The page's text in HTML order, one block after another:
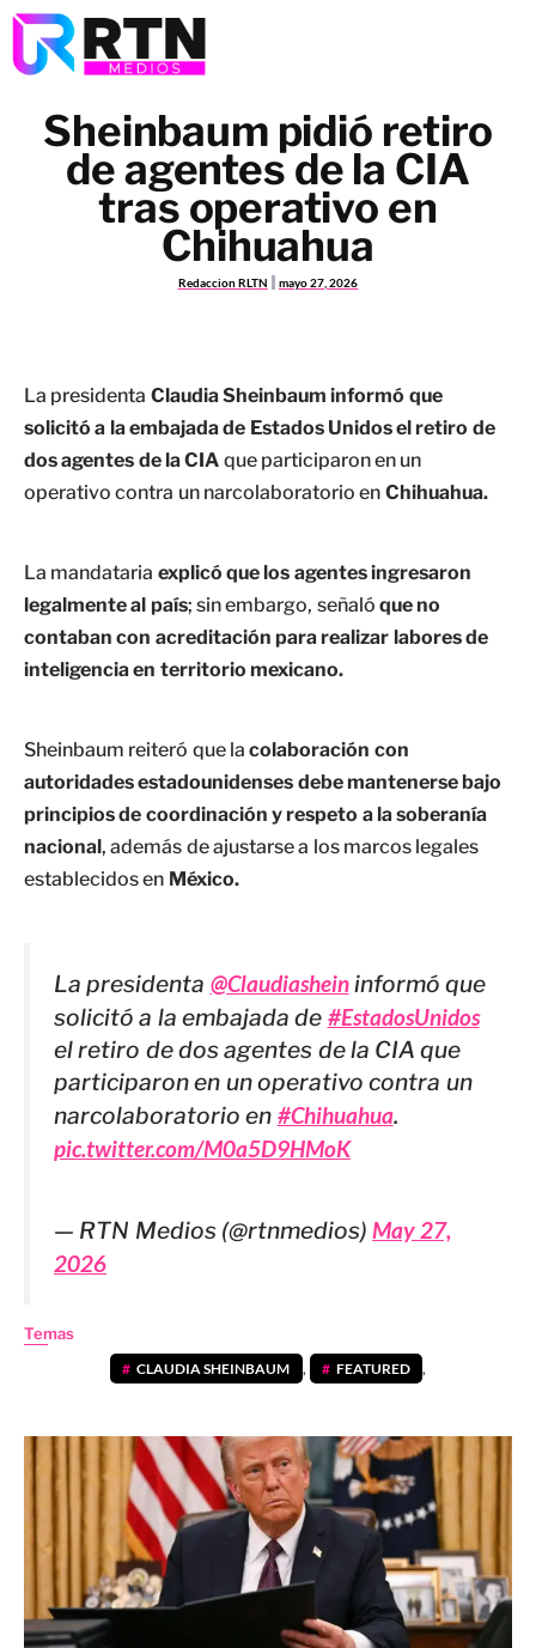
Sheinbaum pidió retiro
de agentes de la CIA
tras operativo en
Chihuahua
Redaccion RLTN mayo 27, 2026
La presidenta Claudia Sheinbaum informó que
solicitó a la embajada de Estados Unidos el retiro de
dos agentes de la CIA que participaron en un
operativo contra un narcolaboratorio en Chihuahua.
La mandataria explicó que los agentes ingresaron
legalmente al país; sin embargo, señaló que no
contaban con acreditación para realizar labores de
inteligencia en territorio mexicano.
Sheinbaum reiteró que la colaboración con
autoridades estadounidenses debe mantenerse bajo
principios de coordinación y respeto a la soberanía
nacional, además de ajustarse a los marcos legales
establecidos en México.
La presidenta @Claudiasheininformó que
solicitó a la embajada de #EstadosUnidos
el retiro de dos agentes de la CIA que
participaron en un operativo contra un
narcolaboratorio en #Chihuahua.
pic.twitter.com/M0a5D9HMoK
— RTN Medios (@rtnmedios)May 27,
2026
Temas
CLAUDIA SHEINBAUM , FEATURED ,